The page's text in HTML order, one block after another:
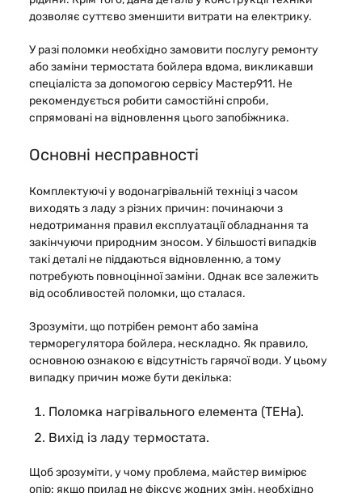
дозволяє суттєво зменшити витрати на електрику.
У разі поломки необхідно замовити послугу ремонту
або заміни термостата бойлера вдома, викликавши
спеціаліста за допомогою сервісу Мастер911. Не
рекомендується робити самостійні спроби,
спрямовані на відновлення цього запобіжника.
Основні несправності
Комплектуючі у водонагрівальній техніці з часом
виходять з ладу з різних причин: починаючи з
недотримання правил експлуатації обладнання та
закінчуючи природним зносом. У більшості випадків
такі деталі не піддаються відновленню, а тому
потребують повноцінної заміни. Однак все залежить
від особливостей поломки, що сталася.
Зрозуміти, що потрібен ремонт або заміна
терморегулятора бойлера, нескладно. Як правило,
основною ознакою є відсутність гарячої води. У цьому
випадку причин може бути декілька:
Поломка нагрівального елемента (ТЕНа).
Вихід із ладу термостата.
Щоб зрозуміти, у чому проблема, майстер вимірює
опір: якщо прилад не фіксує жодних змін, необхідно